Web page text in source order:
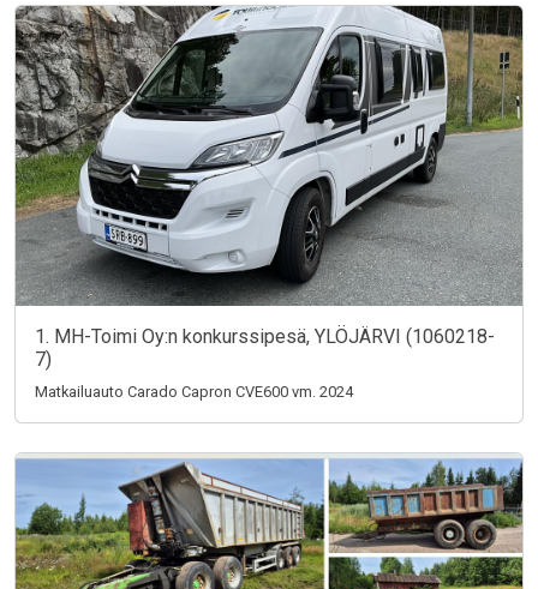
1. MH-Toimi Oy:n konkurssipesä, YLÖJÄRVI (1060218-
7)
Matkailuauto Carado Capron CVE600 vm. 2024